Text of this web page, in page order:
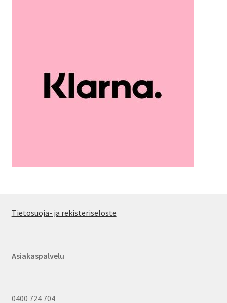
Tietosuoja- ja rekisteriseloste
Asiakaspalvelu
0400 724 704